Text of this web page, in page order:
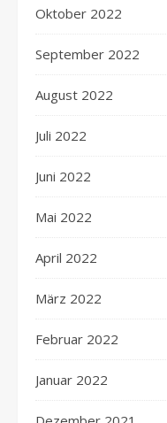
Oktober 2022
September 2022
August 2022
Juli 2022
Juni 2022
Mai 2022
April 2022
März 2022
Februar 2022
Januar 2022